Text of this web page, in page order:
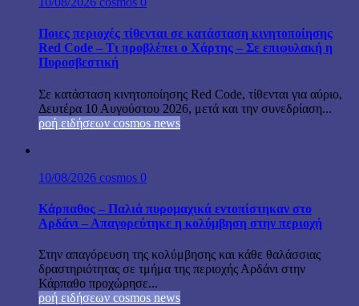
Ποιες περιοχές τίθενται σε κατάσταση κινητοποίησης
Red Code – Τι προβλέπει ο Χάρτης – Σε επιφυλακή η
Πυροσβεστική
Σε κατάσταση κινητοποίησης Red Code, τίθενται για αύριο,
Δευτέρα 10 Αυγούστου 2026, μετά και την συνεδρίαση...
ροή ειδήσεων cosmos news
10/08/2026 cosmos 0
Κάρπαθος – Παλιά πυρομαχικά εντοπίστηκαν στο
Αρδάνι – Απαγορεύτηκε η κολύμβηση στην περιοχή
Στην απαγόρευση της κολύμβησης και κάθε θαλάσσιας
δραστηριότητας σε τμήμα της περιοχής Αρδάνι στην
Κάρπαθο προχώρησε...
ροή ειδήσεων cosmos news